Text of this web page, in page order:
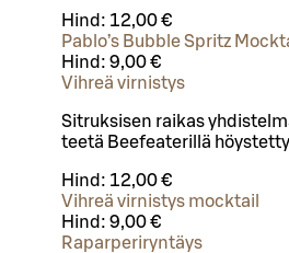
Hind: 12,00 €
Pablo’s Bubble Spritz
Hind: 9,00 €
Vihreä virnistys
Sitruksisen raikas
teetä Beefeaterillä
Hind: 12,00 €
Vihreä virnistys mocktail
Hind: 9,00 €
Raparperiryntäys